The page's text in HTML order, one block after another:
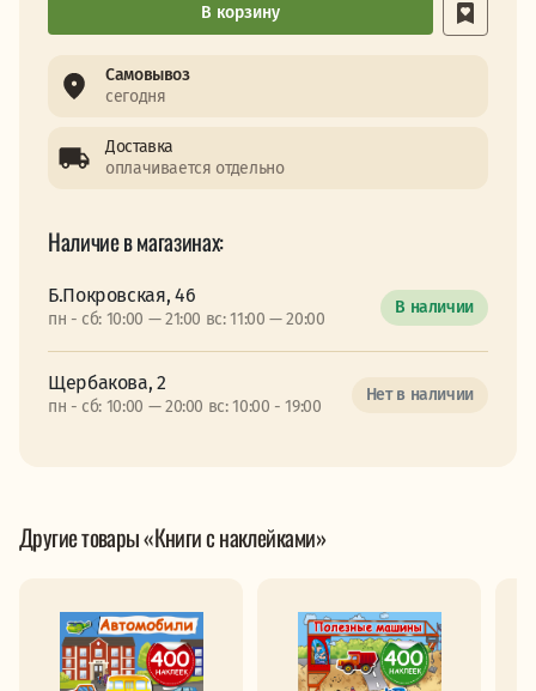
В корзину
Самовывоз
сегодня
Доставка
оплачивается отдельно
Наличие в магазинах:
Б.Покровская, 46
пн - сб: 10:00 — 21:00 вс: 11:00 — 20:00
В наличии
Щербакова, 2
пн - сб: 10:00 — 20:00 вс: 10:00 - 19:00
Нет в наличии
Другие товары «Книги с наклейками»